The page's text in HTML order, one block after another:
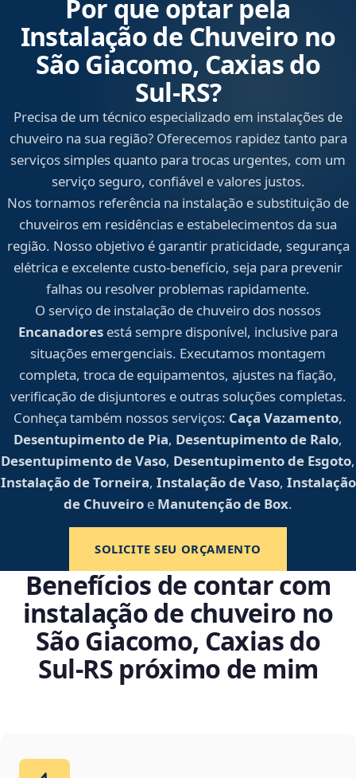
Por que optar pela
Instalação de Chuveiro no
São Giacomo, Caxias do
Sul‑RS?
Precisa de um técnico especializado em instalações de
chuveiro na sua região? Oferecemos rapidez tanto para
serviços simples quanto para trocas urgentes, com um
serviço seguro, confiável e valores justos.
Nos tornamos referência na instalação e substituição de
chuveiros em residências e estabelecimentos da sua
região. Nosso objetivo é garantir praticidade, segurança
elétrica e excelente custo-benefício, seja para prevenir
falhas ou resolver problemas rapidamente.
O serviço de instalação de chuveiro dos nossos
Encanadores está sempre disponível, inclusive para
situações emergenciais. Executamos montagem
completa, troca de equipamentos, ajustes na fiação,
verificação de disjuntores e outras soluções completas.
Conheça também nossos serviços: Caça Vazamento,
Desentupimento de Pia, Desentupimento de Ralo,
Desentupimento de Vaso, Desentupimento de Esgoto,
Instalação de Torneira, Instalação de Vaso, Instalação
de Chuveiro e Manutenção de Box.
SOLICITE SEU ORÇAMENTO
Benefícios de contar com
instalação de chuveiro no
São Giacomo, Caxias do
Sul‑RS próximo de mim